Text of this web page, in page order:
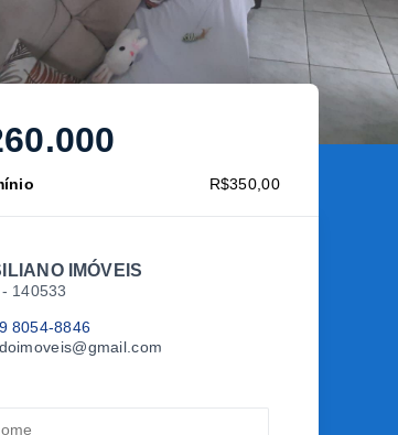
R$350,00
IMÓVEIS
140533
8054-8846